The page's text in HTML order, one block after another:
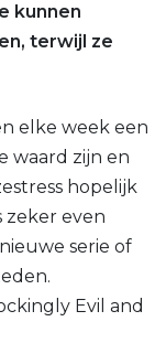
kunnen
terwijl ze
elke week een
waard zijn en
hopelijk
even
serie of
Evil and